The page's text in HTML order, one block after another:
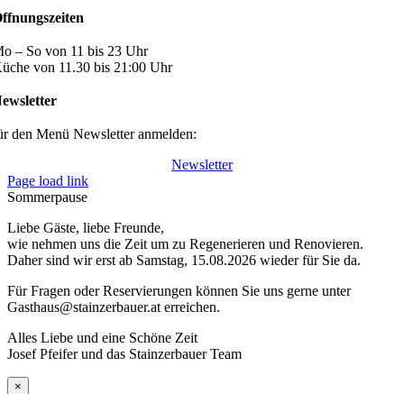
– So von 11 bis 23 Uhr
von 11.30 bis 21:00 Uhr
den Menü Newsletter anmelden:
Newsletter
Page load link
Sommerpause
Liebe Gäste, liebe Freunde,
wie nehmen uns die Zeit um zu Regenerieren und Renovieren.
Daher sind wir erst ab Samstag, 15.08.2026 wieder für Sie da.
Für Fragen oder Reservierungen können Sie uns gerne unter
Gasthaus@stainzerbauer.at erreichen.
Alles Liebe und eine Schöne Zeit
Josef Pfeifer und das Stainzerbauer Team
×